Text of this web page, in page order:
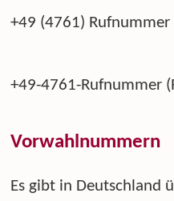
+49 (4761)
+49-4761-Rufnummer
Vorwahlnummern
Es gibt in Deutschland